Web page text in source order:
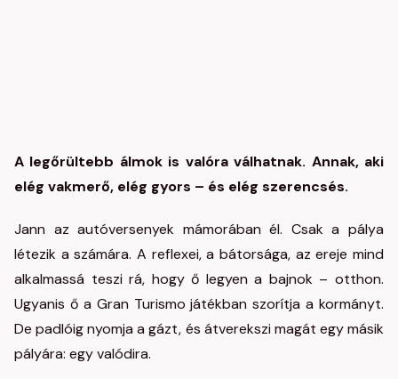
A legőrültebb álmok is valóra válhatnak. Annak, aki
elég vakmerő, elég gyors – és elég szerencsés.
Jann az autóversenyek mámorában él. Csak a pálya
létezik a számára. A reflexei, a bátorsága, az ereje mind
alkalmassá teszi rá, hogy ő legyen a bajnok – otthon.
Ugyanis ő a Gran Turismo játékban szorítja a kormányt.
De padlóig nyomja a gázt, és átverekszi magát egy másik
pályára: egy valódira.